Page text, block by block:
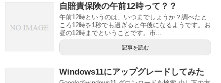
自賠責保険の午前12時って？？
午前12時というのは、いつまでしょうか？調べたと
ころ12時を1秒でも過ぎると午後になるようです。お
昼の12時までということです。市...
記事を読む
Windows11にアップグレードしてみた